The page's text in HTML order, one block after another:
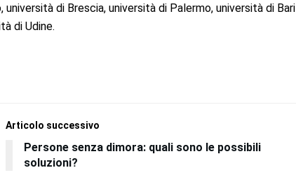
università di Brescia, università di Palermo, università di Bari
di Udine.
Articolo successivo
Persone senza dimora: quali sono le possibili
soluzioni?